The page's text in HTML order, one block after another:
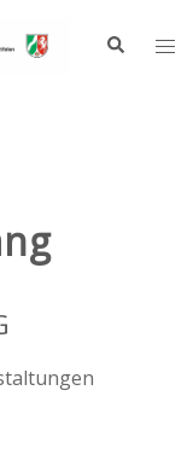
Suche